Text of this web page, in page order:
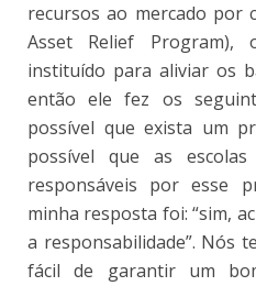
recursos ao mercado por
Asset Relief
instituído para aliviar os
então ele fez os
possível que exista um
possível que as
responsáveis por esse
minha resposta foi: “sim,
a responsabilidade”. Nós
fácil de garantir um